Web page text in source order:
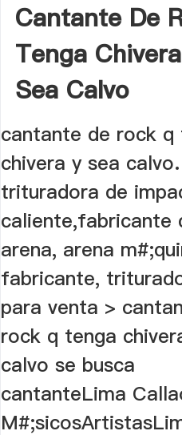
Cantante De
Tenga
Sea Calvo
cantante de rock q
chivera y sea
trituradora de
caliente,fabricante
arena, arena
fabricante,
para venta >
rock q tenga
calvo se busca
cantanteLima